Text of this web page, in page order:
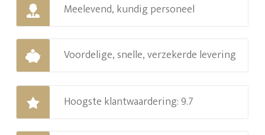
Meelevend, kundig personeel
Voordelige, snelle, verzekerde levering
Hoogste klantwaardering: 9.7